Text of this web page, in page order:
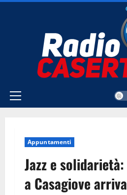
Vai
Menu
Appuntamenti
Jazz e solidarietà:
a Casagiove arriva